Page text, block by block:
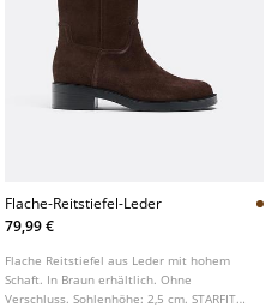
Flache-Reitstiefel-Leder
79,99 €
Flache Reitstiefel aus Leder mit hohem
Schaft. In Braun erhältlich. Ohne
Verschluss. Sohlenhöhe: 2,5 cm. STARFIT®.